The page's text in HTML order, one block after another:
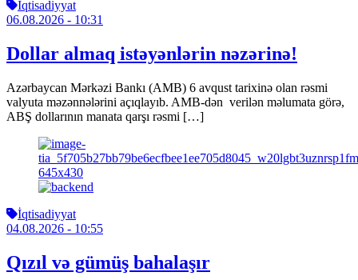
İqtisadiyyat
06.08.2026 - 10:31
Dollar almaq istəyənlərin nəzərinə!
Azərbaycan Mərkəzi Bankı (AMB) 6 avqust tarixinə olan rəsmi
valyuta məzənnələrini açıqlayıb. AMB-dən verilən məlumata görə,
ABŞ dollarının manata qarşı rəsmi […]
İqtisadiyyat
04.08.2026 - 10:55
Qızıl və gümüş bahalaşır